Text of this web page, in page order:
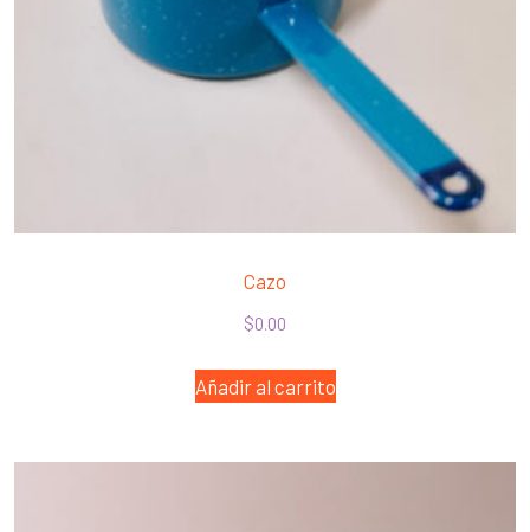
Cazo
$0.00
Añadir al carrito